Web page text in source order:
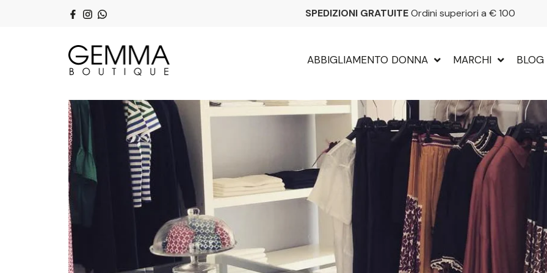
SPEDIZIONI GRATUITEOrdini superiori a € 100
ABBIGLIAMENTO DONNA MARCHI BLOG